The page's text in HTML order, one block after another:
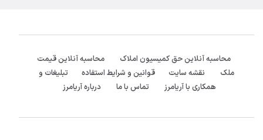
محاسبه آنلاین حق کمیسیون املاک
محاسبه آنلاین قیمت
ملک
نقشه سایت قوانین و شرایط استفاده
تبلیغات و
همکاری با آریامرز
تماس با ما درباره آریامرز